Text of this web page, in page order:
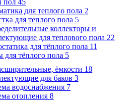
пол 45
для теплого пола 2
для теплого пола 5
коллекторы и
для теплового пола 22
для тёплого пола 11
для тёплого пола 5
ёмкости 18
для баков 3
водоснабжения 7
отопления 8